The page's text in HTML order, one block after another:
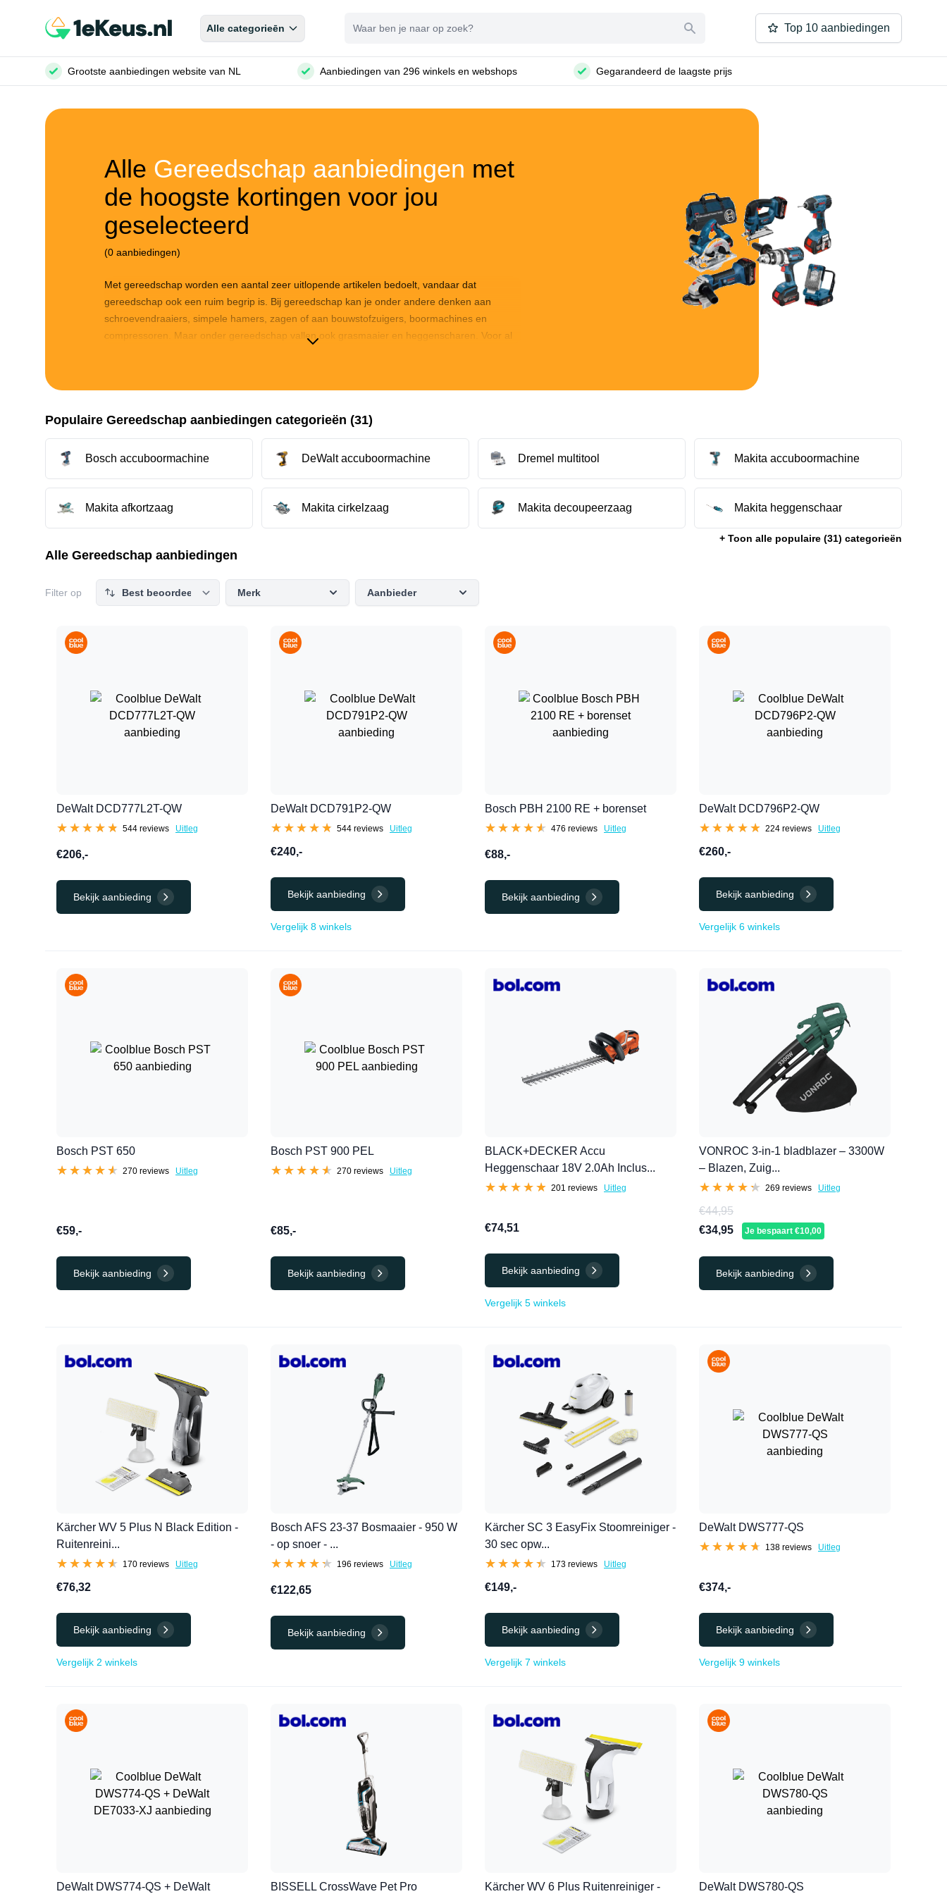
Alle categorieēn Top 10 aanbiedingen
Grootste aanbiedingen website van NL Aanbiedingen van 296 winkels en webshops Gegarandeerd de laagste prijs
Alle Gereedschap aanbiedingen met
de hoogste kortingen voor jou
geselecteerd
(0 aanbiedingen)
Met gereedschap worden een aantal zeer uitlopende artikelen bedoelt, vandaar dat
gereedschap ook een ruim begrip is. Bij gereedschap kan je onder andere denken aan
schroevendraaiers, simpele hamers, zagen of aan bouwstofzuigers, boormachines en
compressoren. Maar onder gereedschap vallen ook grasmaaier en heggenscharen. Voor al
Populaire Gereedschap aanbiedingen categorieën (31)
Bosch accuboormachine DeWalt accuboormachine Dremel multitool Makita accuboormachine
Makita afkortzaag Makita cirkelzaag Makita decoupeerzaag Makita heggenschaar
+ Toon alle populaire (31) categorieën
Alle Gereedschap aanbiedingen
Filter op Merk Aanbieder
DeWalt DCD777L2T-QW
★★★★★
★★★★★ 544 reviews Uitleg
€206,-
Bekijk aanbieding
DeWalt DCD791P2-QW
★★★★★
★★★★★ 544 reviews Uitleg
€240,-
Bekijk aanbieding
Vergelijk 8 winkels
Bosch PBH 2100 RE + borenset
★★★★★
★★★★★ 476 reviews Uitleg
€88,-
Bekijk aanbieding
DeWalt DCD796P2-QW
★★★★★
★★★★★ 224 reviews Uitleg
€260,-
Bekijk aanbieding
Vergelijk 6 winkels
Bosch PST 650
★★★★★
★★★★★ 270 reviews Uitleg
€59,-
Bekijk aanbieding
Bosch PST 900 PEL
★★★★★
★★★★★ 270 reviews Uitleg
€85,-
Bekijk aanbieding
BLACK+DECKER Accu
Heggenschaar 18V 2.0Ah Inclus...
★★★★★
★★★★★ 201 reviews Uitleg
€74,51
Bekijk aanbieding
Vergelijk 5 winkels
VONROC 3-in-1 bladblazer – 3300W
– Blazen, Zuig...
★★★★★
★★★★★ 269 reviews Uitleg
€44,95
€34,95
Je bespaart €10,00
Bekijk aanbieding
Kärcher WV 5 Plus N Black Edition -
Ruitenreini...
★★★★★
★★★★★ 170 reviews Uitleg
€76,32
Bekijk aanbieding
Vergelijk 2 winkels
Bosch AFS 23-37 Bosmaaier - 950 W
- op snoer - ...
★★★★★
★★★★★ 196 reviews Uitleg
€122,65
Bekijk aanbieding
Kärcher SC 3 EasyFix Stoomreiniger -
30 sec opw...
★★★★★
★★★★★ 173 reviews Uitleg
€149,-
Bekijk aanbieding
Vergelijk 7 winkels
DeWalt DWS777-QS
★★★★★
★★★★★ 138 reviews Uitleg
€374,-
Bekijk aanbieding
Vergelijk 9 winkels
DeWalt DWS774-QS + DeWalt
BISSELL CrossWave Pet Pro
Kärcher WV 6 Plus Ruitenreiniger -
DeWalt DWS780-QS